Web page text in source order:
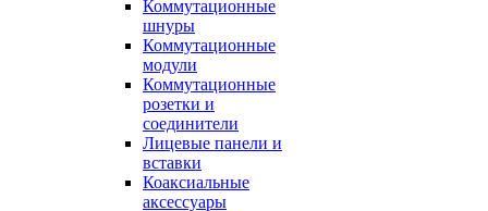
Коммутационные
шнуры
Коммутационные
модули
Коммутационные
розетки и
соединители
Лицевые панели и
вставки
Коаксиальные
аксессуары